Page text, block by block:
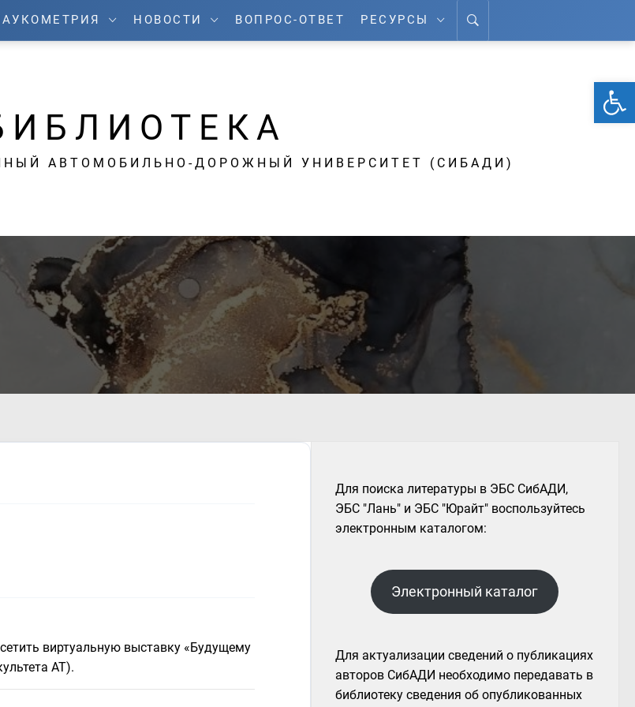
НОВОСТИ ВОПРОС-ОТВЕТ РЕСУРСЫ
АВТОМОБИЛЬНО-ДОРОЖНЫЙ УНИВЕРСИТЕТ (СИБАДИ)
виртуальную выставку «Будущему
АТ).
Для поиска литературы в ЭБС СибАДИ,
ЭБС "Лань" и ЭБС "Юрайт" воспользуйтесь
электронным каталогом:
Электронный каталог
Для актуализации сведений о публикациях
авторов СибАДИ необходимо передавать в
библиотеку сведения об опубликованных